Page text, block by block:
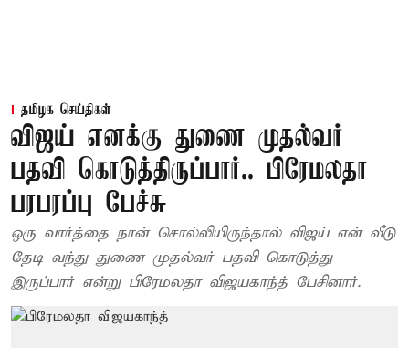
தமிழக செய்திகள்
விஜய் எனக்கு துணை முதல்வர்
பதவி கொடுத்திருப்பார்.. பிரேமலதா
பரபரப்பு பேச்சு
ஒரு வார்த்தை நான் சொல்லியிருந்தால் விஜய் என் வீடு
தேடி வந்து துணை முதல்வர் பதவி கொடுத்து
இருப்பார் என்று பிரேமலதா விஜயகாந்த் பேசினார்.